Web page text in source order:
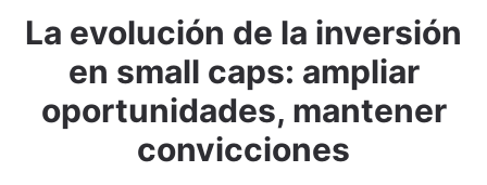
La evolución de la inversión
en small caps: ampliar
oportunidades, mantener
convicciones